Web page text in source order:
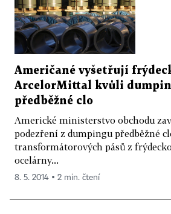
Američané vyšetřují
ArcelorMittal kvůli
předběžné clo
Americké ministerstvo obchodu
podezření z dumpingu předběžné
transformátorových pásů z
ocelárny...
8. 5. 2014 ▪ 2 min. čtení